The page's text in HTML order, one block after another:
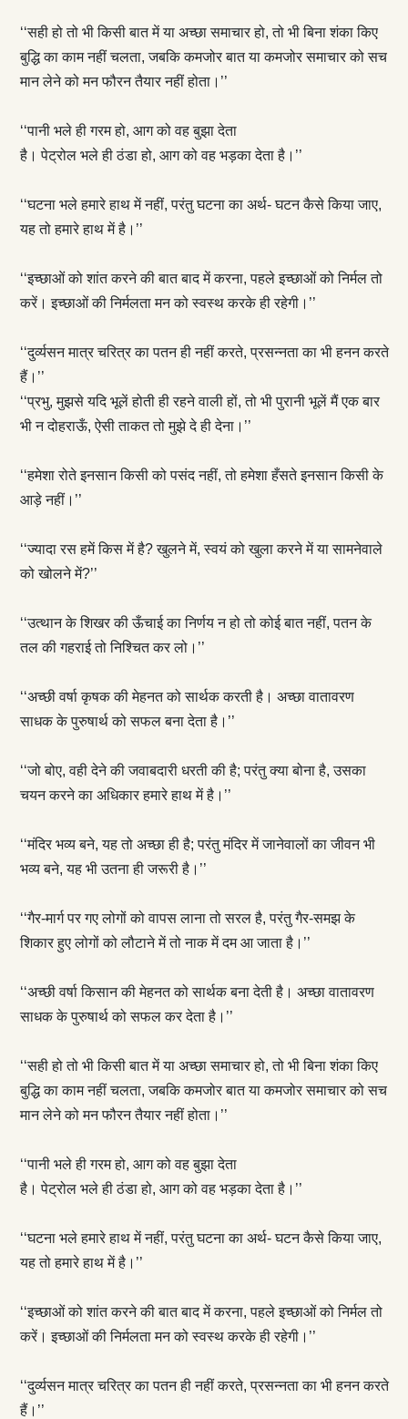
‘‘सही हो तो भी किसी बात में या अच्छा समाचार हो, तो भी बिना शंका किए
बुद्धि का काम नहीं चलता, जबकि कमजोर बात या कमजोर समाचार को सच
मान लेने को मन फौरन तैयार नहीं होता।’’
‘‘पानी भले ही गरम हो, आग को वह बुझा देता
है। पेट्रोल भले ही ठंडा हो, आग को वह भड़का देता है।’’
‘‘घटना भले हमारे हाथ में नहीं, परंतु घटना का अर्थ- घटन कैसे किया जाए,
यह तो हमारे हाथ में है।’’
‘‘इच्छाओं को शांत करने की बात बाद में करना, पहले इच्छाओं को निर्मल तो
करें। इच्छाओं की निर्मलता मन को स्वस्थ करके ही रहेगी।’’
‘‘दुर्व्यसन मात्र चरित्र का पतन ही नहीं करते, प्रसन्नता का भी हनन करते
हैं।’’
‘‘प्रभु, मुझसे यदि भूलें होती ही रहने वाली हों, तो भी पुरानी भूलें मैं एक बार
भी न दोहराऊँ, ऐसी ताकत तो मुझे दे ही देना।’’
‘‘हमेशा रोते इनसान किसी को पसंद नहीं, तो हमेशा हँसते इनसान किसी के
आड़े नहीं।’’
‘‘ज्यादा रस हमें किस में है? खुलने में, स्वयं को खुला करने में या सामनेवाले
को खोलने में?’’
‘‘उत्थान के शिखर की ऊँचाई का निर्णय न हो तो कोई बात नहीं, पतन के
तल की गहराई तो निश्चित कर लो।’’
‘‘अच्छी वर्षा कृषक की मेहनत को सार्थक करती है। अच्छा वातावरण
साधक के पुरुषार्थ को सफल बना देता है।’’
‘‘जो बोए, वही देने की जवाबदारी धरती की है; परंतु क्या बोना है, उसका
चयन करने का अधिकार हमारे हाथ में है।’’
‘‘मंदिर भव्य बने, यह तो अच्छा ही है; परंतु मंदिर में जानेवालों का जीवन भी
भव्य बने, यह भी उतना ही जरूरी है।’’
‘‘गैर-मार्ग पर गए लोगों को वापस लाना तो सरल है, परंतु गैर-समझ के
शिकार हुए लोगों को लौटाने में तो नाक में दम आ जाता है।’’
‘‘अच्छी वर्षा किसान की मेहनत को सार्थक बना देती है। अच्छा वातावरण
साधक के पुरुषार्थ को सफल कर देता है।’’
‘‘सही हो तो भी किसी बात में या अच्छा समाचार हो, तो भी बिना शंका किए
बुद्धि का काम नहीं चलता, जबकि कमजोर बात या कमजोर समाचार को सच
मान लेने को मन फौरन तैयार नहीं होता।’’
‘‘पानी भले ही गरम हो, आग को वह बुझा देता
है। पेट्रोल भले ही ठंडा हो, आग को वह भड़का देता है।’’
‘‘घटना भले हमारे हाथ में नहीं, परंतु घटना का अर्थ- घटन कैसे किया जाए,
यह तो हमारे हाथ में है।’’
‘‘इच्छाओं को शांत करने की बात बाद में करना, पहले इच्छाओं को निर्मल तो
करें। इच्छाओं की निर्मलता मन को स्वस्थ करके ही रहेगी।’’
‘‘दुर्व्यसन मात्र चरित्र का पतन ही नहीं करते, प्रसन्नता का भी हनन करते
हैं।’’